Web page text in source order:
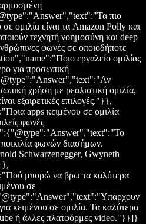
πιο
σε ομιλία είναι τα Amazon Polly και
τεχνητή νοημοσύνη και deep
φωνές σε οποιοδήποτε
εργαλείο ομιλίας
για προσωπική
χρήση με ρεαλιστική ομιλία,
εξαιρετικές επιλογές."}},
apps κειμένου σε ομιλία
φωνές
φωνών διασήμων.
Schwarzenegger, Gwyneth
μπορώ να βρω τα καλύτερα
σε
κειμένου σε ομιλία. Τα καλύτερα
ή άλλες πλατφόρμες video."}}]}